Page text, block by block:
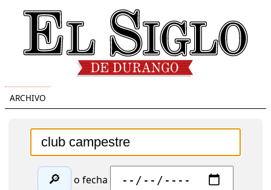
ARCHIVO
🔎 o fecha